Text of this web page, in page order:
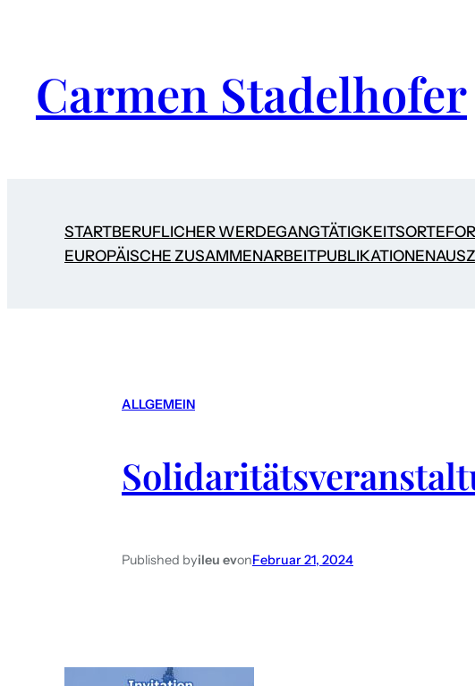
Carmen Stadelhofer
STARTBERUFLICHER WERDEGANGTÄTIGKEITSORTE
EUROPÄISCHE ZUSAMMENARBEITPUBLIKATIONEN
ALLGEMEIN
Published byileu evonFebruar 21, 2024